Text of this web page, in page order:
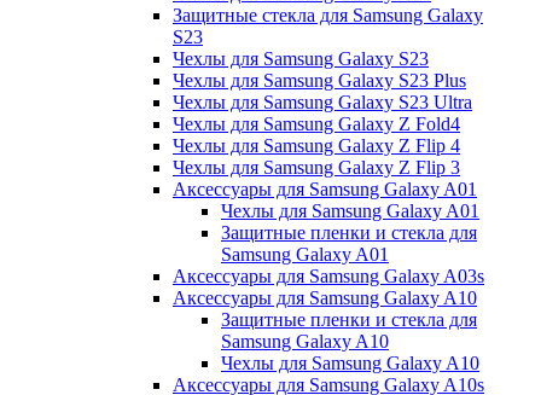
Защитные стекла для Samsung Galaxy
S23
Чехлы для Samsung Galaxy S23
Чехлы для Samsung Galaxy S23 Plus
Чехлы для Samsung Galaxy S23 Ultra
Чехлы для Samsung Galaxy Z Fold4
Чехлы для Samsung Galaxy Z Flip 4
Чехлы для Samsung Galaxy Z Flip 3
Аксессуары для Samsung Galaxy A01
Чехлы для Samsung Galaxy A01
Защитные пленки и стекла для
Samsung Galaxy A01
Аксессуары для Samsung Galaxy A03s
Аксессуары для Samsung Galaxy A10
Защитные пленки и стекла для
Samsung Galaxy A10
Чехлы для Samsung Galaxy A10
Аксессуары для Samsung Galaxy A10s